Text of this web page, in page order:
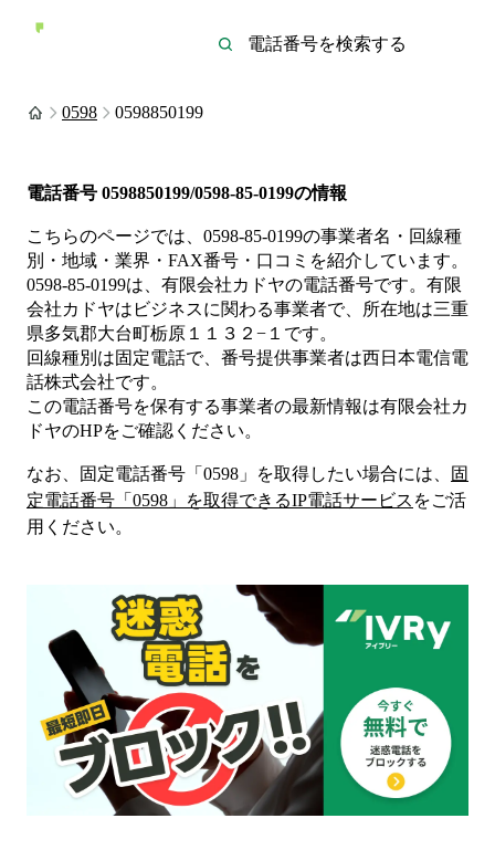
0598 0598850199
電話番号 0598850199/0598-85-0199の情報
こちらのページでは、 0598-85-0199の事業者名・回線種
別・地域・業界・FAX番号・口コミを紹介しています。
0598-85-0199は、 有限会社カドヤの電話番号です。 有限
会社カドヤは ビジネスに関わる事業者で、所在地は三重
県多気郡大台町栃原１１３２−１ です。
回線種別は固定電話で、番号提供事業者は西日本電信電
話株式会社です。
この電話番号を保有する事業者の最新情報は有限会社カ
ドヤのHPをご確認ください。
なお、固定電話番号「 0598 」を取得したい場合には、
固
定電話番号「 0598 」を取得できるIP電話サービス をご活
用ください。